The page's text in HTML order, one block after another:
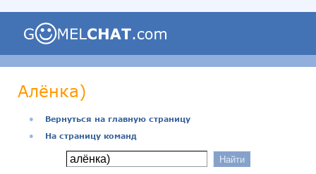
Алёнка)
●
Вернуться на главную страницу
●
На страницу команд